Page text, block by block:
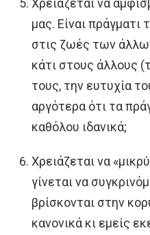
Χρειάζεται να
μας. Είναι
στις ζωές των
κάτι στους άλλους
τους, την ευτυχία
αργότερα ότι τα
καθόλου ιδανικά;
Χρειάζεται να
γίνεται να
βρίσκονται στην
κανονικά κι εμείς